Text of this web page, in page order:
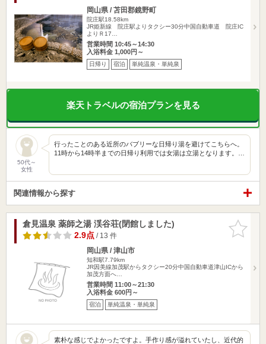
岡山県 / 苫田郡鏡野町
院庄駅18.58km
JR姫新線 院庄駅よりタクシー30分中国自動車道 院庄IC
よりＲ17…
営業時間 10:45～14:30
入浴料金 1,000円～
日帰り 宿泊 単純温泉・単純泉
楽天トラベルの宿泊プランを見る
50代～
女性
行ったことのある近所のバブリーな日帰り湯を避けてこちらへ。
11時から14時半までの日帰り利用では女湯は立湯となります。…
関連情報から探す
お気に入
りに追加
倉見温泉 薬師之湯 渓谷荘(閉館しました)
2.9点/ 13 件
岡山県 / 津山市
知和駅7.79km
JR因美線加茂駅からタクシー20分中国自動車道津山ICから
加茂方面へ…
営業時間 11:00～21:30
入浴料金 600円～
宿泊 単純温泉・単純泉
素朴な感じでよかったですよ。手作り感が溢れていたし、近代的